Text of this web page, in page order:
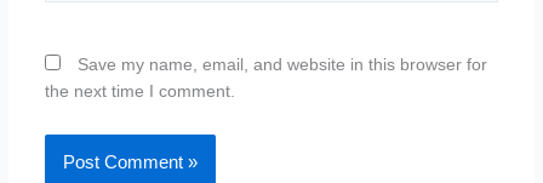
Save my name, email, and website in this browser for
the next time I comment.